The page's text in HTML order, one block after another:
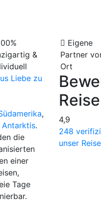
&
Eigene
Partner
Ort
,
Antarktis.
die
einer
Tage
4,9
248
unser